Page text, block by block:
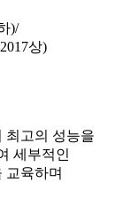
)
상)
최고의 성능을
세부적인
교육하며